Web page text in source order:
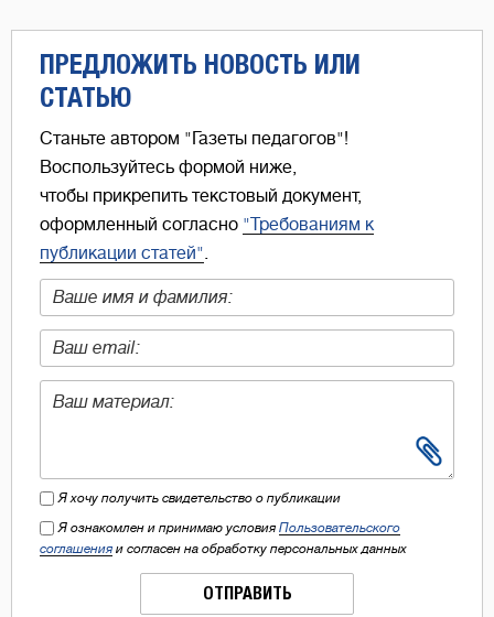
ПРЕДЛОЖИТЬ НОВОСТЬ ИЛИ
СТАТЬЮ
Станьте автором "Газеты педагогов"!
Воспользуйтесь формой ниже,
чтобы прикрепить текстовый документ,
оформленный согласно "Требованиям к
публикации статей".
Я хочу получить свидетельство о публикации
Я ознакомлен и принимаю условия Пользовательского
соглашения и согласен на обработку персональных данных
ОТПРАВИТЬ